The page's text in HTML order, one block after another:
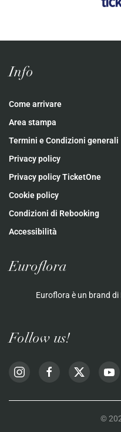
Info
Come arrivare
Area stampa
Termini e Condizioni generali
Privacy policy
Privacy policy TicketOne
Cookie policy
Condizioni di Rebooking
Accessibilità
Euroflora
Euroflora è un brand
Follow us!
©